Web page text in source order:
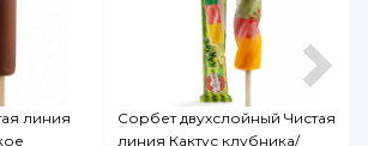
линия
Сорбет двухслойный Чистая
линия Кактус клубника/